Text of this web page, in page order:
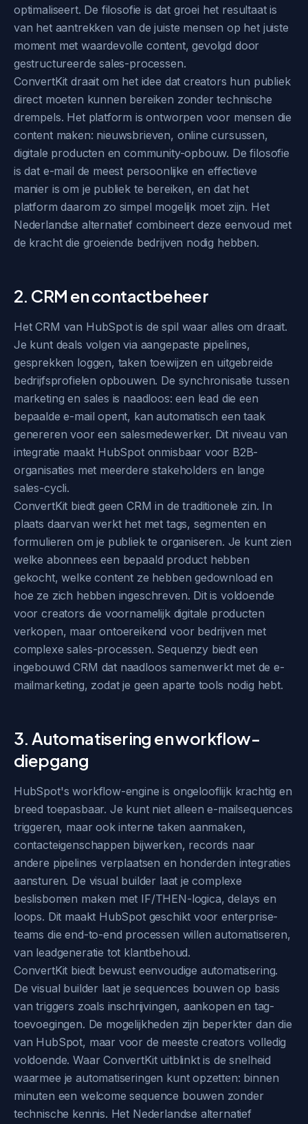
optimaliseert. De filosofie is dat groei het resultaat is
van het aantrekken van de juiste mensen op het juiste
moment met waardevolle content, gevolgd door
gestructureerde sales-processen.
ConvertKit draait om het idee dat creators hun publiek
direct moeten kunnen bereiken zonder technische
drempels. Het platform is ontworpen voor mensen die
content maken: nieuwsbrieven, online cursussen,
digitale producten en community-opbouw. De filosofie
is dat e-mail de meest persoonlijke en effectieve
manier is om je publiek te bereiken, en dat het
platform daarom zo simpel mogelijk moet zijn. Het
Nederlandse alternatief combineert deze eenvoud met
de kracht die groeiende bedrijven nodig hebben.
2. CRM en contactbeheer
Het CRM van HubSpot is de spil waar alles om draait.
Je kunt deals volgen via aangepaste pipelines,
gesprekken loggen, taken toewijzen en uitgebreide
bedrijfsprofielen opbouwen. De synchronisatie tussen
marketing en sales is naadloos: een lead die een
bepaalde e-mail opent, kan automatisch een taak
genereren voor een salesmedewerker. Dit niveau van
integratie maakt HubSpot onmisbaar voor B2B-
organisaties met meerdere stakeholders en lange
sales-cycli.
ConvertKit biedt geen CRM in de traditionele zin. In
plaats daarvan werkt het met tags, segmenten en
formulieren om je publiek te organiseren. Je kunt zien
welke abonnees een bepaald product hebben
gekocht, welke content ze hebben gedownload en
hoe ze zich hebben ingeschreven. Dit is voldoende
voor creators die voornamelijk digitale producten
verkopen, maar ontoereikend voor bedrijven met
complexe sales-processen. Sequenzy biedt een
ingebouwd CRM dat naadloos samenwerkt met de e-
mailmarketing, zodat je geen aparte tools nodig hebt.
3. Automatisering en workflow-
diepgang
HubSpot's workflow-engine is ongelooflijk krachtig en
breed toepasbaar. Je kunt niet alleen e-mailsequences
triggeren, maar ook interne taken aanmaken,
contacteigenschappen bijwerken, records naar
andere pipelines verplaatsen en honderden integraties
aansturen. De visual builder laat je complexe
beslisbomen maken met IF/THEN-logica, delays en
loops. Dit maakt HubSpot geschikt voor enterprise-
teams die end-to-end processen willen automatiseren,
van leadgeneratie tot klantbehoud.
ConvertKit biedt bewust eenvoudige automatisering.
De visual builder laat je sequences bouwen op basis
van triggers zoals inschrijvingen, aankopen en tag-
toevoegingen. De mogelijkheden zijn beperkter dan die
van HubSpot, maar voor de meeste creators volledig
voldoende. Waar ConvertKit uitblinkt is de snelheid
waarmee je automatiseringen kunt opzetten: binnen
minuten een welcome sequence bouwen zonder
technische kennis. Het Nederlandse alternatief